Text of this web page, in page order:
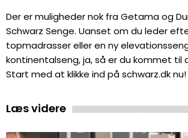
Der er muligheder nok fra Getama og
Schwarz Senge. Uanset om du leder
topmadrasser eller en ny
kontinentalseng, ja, så er du kommet
Start med at klikke ind på schwarz.dk nu!
Læs videre